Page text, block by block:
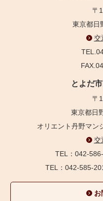
〒
東京都日
交
とよだ
〒
東京都日
オリエント丹野マン
交
TEL：042-
TEL：042-585-
お